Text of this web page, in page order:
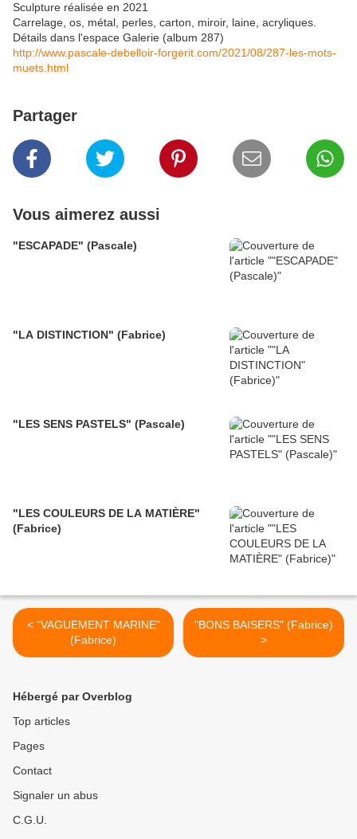
Sculpture réalisée en 2021
Carrelage, os, métal, perles, carton, miroir, laine, acryliques.
Détails dans l'espace Galerie (album 287)
http://www.pascale-debelloir-forgerit.com/2021/08/287-les-mots-
muets.html
Partager
Vous aimerez aussi
"ESCAPADE" (Pascale)
"LA DISTINCTION" (Fabrice)
"LES SENS PASTELS" (Pascale)
"LES COULEURS DE LA MATIÈRE"
(Fabrice)
< "VAGUEMENT MARINE"
(Fabrice)
"BONS BAISERS" (Fabrice)
>
Hébergé par Overblog
Top articles
Pages
Contact
Signaler un abus
C.G.U.